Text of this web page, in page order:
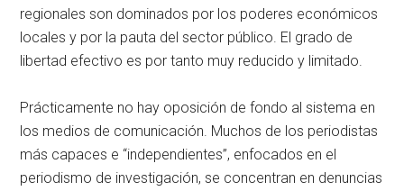
regionales son dominados por los poderes económicos
locales y por la pauta del sector público. El grado de
libertad efectivo es por tanto muy reducido y limitado.
Prácticamente no hay oposición de fondo al sistema en
los medios de comunicación. Muchos de los periodistas
más capaces e “independientes”, enfocados en el
periodismo de investigación, se concentran en denuncias